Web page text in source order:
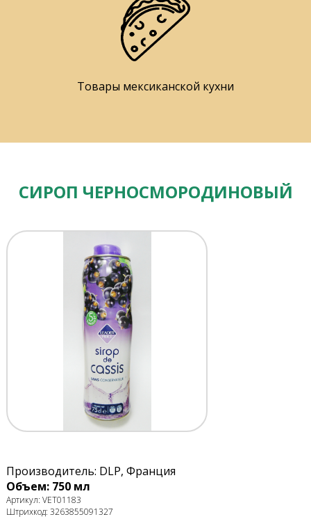
Товары мексиканской кухни
СИРОП ЧЕРНОСМОРОДИНОВЫЙ
Производитель: DLP, Франция
Объем: 750 мл
Артикул: VET01183
Штрихкод: 3263855091327